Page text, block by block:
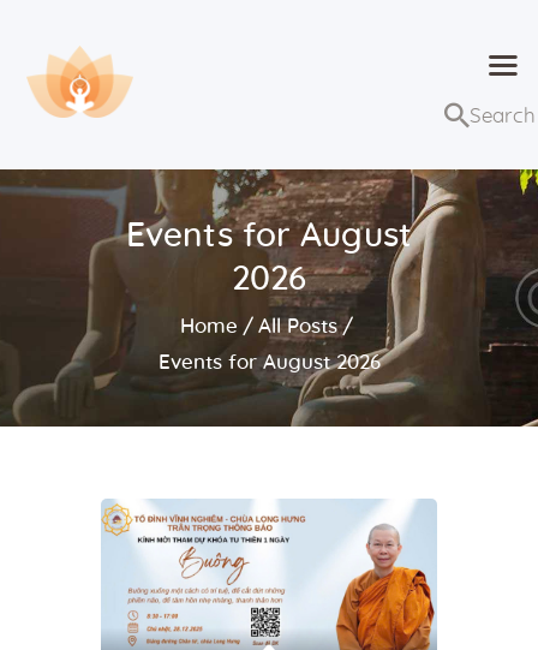
Events for August
2026
Home
All Posts
Events for August 2026
Trang chủ
Bài giảng
Lớp học và sự kiện
Về Dhammaduta